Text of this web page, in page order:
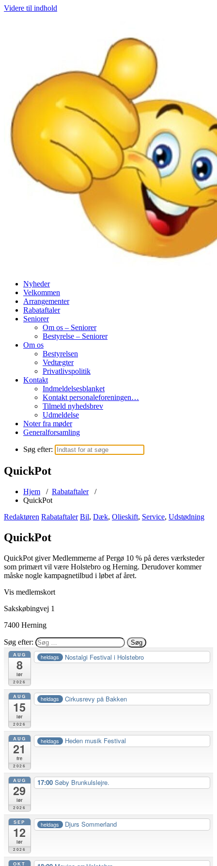
Videre til indhold
Nyheder
Velkommen
Arrangementer
Rabataftaler
Seniorer
Om os – Seniorer
Bestyrelse – Seniorer
Om os
Bestyrelsen
Vedtægter
Privatlivspolitik
Kontakt
Indmeldelsesblanket
Kontakt personaleforeningen…
Tilmeld nyhedsbrev
Udmeldelse
Noter fra møder
Generalforsamling
Søg efter:
QuickPot
Hjem / Rabataftaler/
QuickPot
Redaktøren Rabataftaler Bil, Dæk, Olieskift, Service, Udstødning
QuickPot
QuickPot giver Medlemmerne af Pergø 10 % på deres værksteder
som primært vil være Holstebro og Herning. Derudover kommer
måske nogle kampagnetilbud i løbet af året.
Vis medlemskort
Sakskøbingvej 1
7400 Herning
Søg efter:
AUG
8
lør
2026
heldags Nostalgi Festival i Holstebro
AUG
15
lør
2026
heldags Cirkusrevy på Bakken
AUG
21
fre
2026
heldags Heden musik Festival
AUG
29
lør
2026
17:00 Søby Brunkulslejre.
SEP
12
lør
2026
heldags Djurs Sommerland
OKT